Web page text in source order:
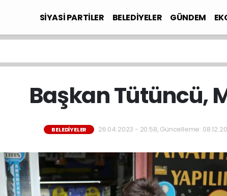
SİYASİ PARTİLER BELEDİYELER GÜNDEM
Başkan Tütüncü,
BELEDİYELER 26.04.2023 - 20:58, Güncelleme: